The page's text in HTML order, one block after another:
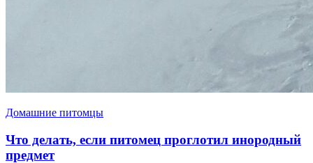
Домашние питомцы
Что делать, если питомец проглотил инородный
предмет